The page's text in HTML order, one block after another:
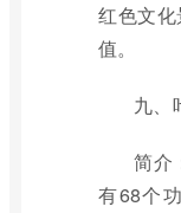
红色文
值。
九、
简介
有68个